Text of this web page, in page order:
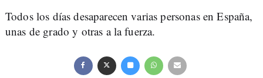
Todos los días desaparecen varias personas en España,
unas de grado y otras a la fuerza.